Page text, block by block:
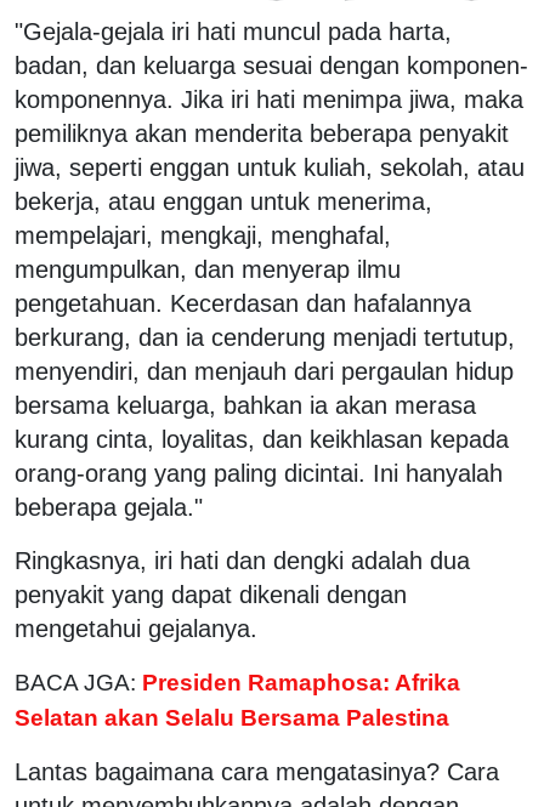
"Gejala-gejala iri hati muncul pada harta,
badan, dan keluarga sesuai dengan komponen-
komponennya. Jika iri hati menimpa jiwa, maka
pemiliknya akan menderita beberapa penyakit
jiwa, seperti enggan untuk kuliah, sekolah, atau
bekerja, atau enggan untuk menerima,
mempelajari, mengkaji, menghafal,
mengumpulkan, dan menyerap ilmu
pengetahuan. Kecerdasan dan hafalannya
berkurang, dan ia cenderung menjadi tertutup,
menyendiri, dan menjauh dari pergaulan hidup
bersama keluarga, bahkan ia akan merasa
kurang cinta, loyalitas, dan keikhlasan kepada
orang-orang yang paling dicintai. Ini hanyalah
beberapa gejala."
Ringkasnya, iri hati dan dengki adalah dua
penyakit yang dapat dikenali dengan
mengetahui gejalanya.
BACA JGA: Presiden Ramaphosa: Afrika
Selatan akan Selalu Bersama Palestina
Lantas bagaimana cara mengatasinya? Cara